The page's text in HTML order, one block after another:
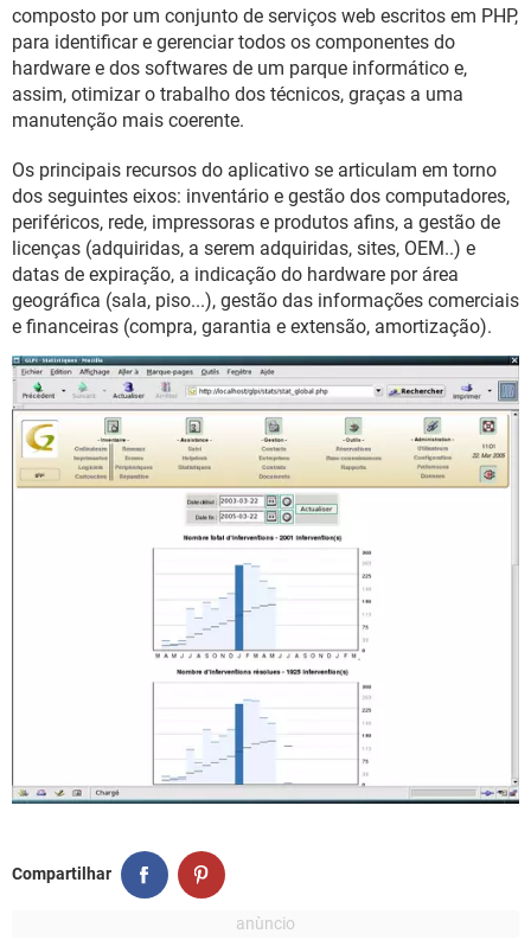
GUIA DE COMPRAS
composto por um conjunto de serviços web escritos em PHP,
para identificar e gerenciar todos os componentes do
hardware e dos softwares de um parque informático e,
assim, otimizar o trabalho dos técnicos, graças a uma
manutenção mais coerente.
Os principais recursos do aplicativo se articulam em torno
dos seguintes eixos: inventário e gestão dos computadores,
periféricos, rede, impressoras e produtos afins, a gestão de
licenças (adquiridas, a serem adquiridas, sites, OEM..) e
datas de expiração, a indicação do hardware por área
geográfica (sala, piso...), gestão das informações comerciais
e financeiras (compra, garantia e extensão, amortização).
Compartilhar